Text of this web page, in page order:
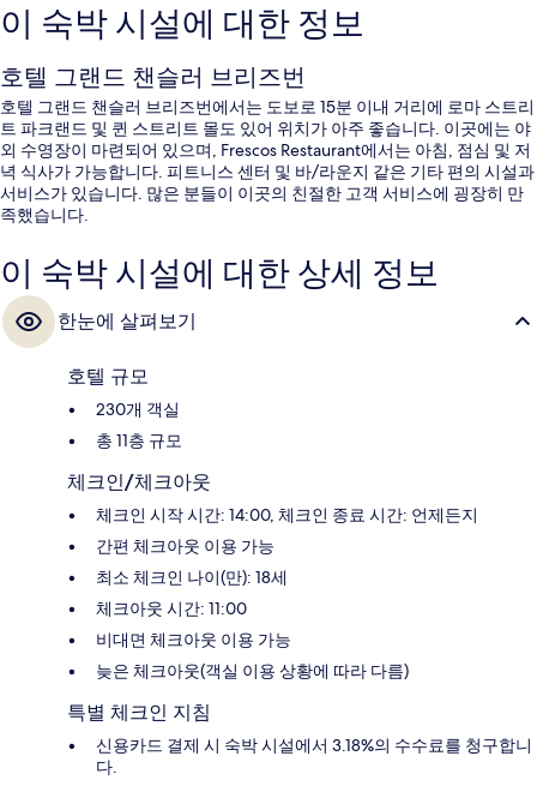
이 숙박 시설에 대한 정보
호텔 그랜드 챈슬러 브리즈번
호텔 그랜드 챈슬러 브리즈번에서는 도보로 15분 이내 거리에 로마 스트리
트 파크랜드 및 퀸 스트리트 몰도 있어 위치가 아주 좋습니다. 이곳에는 야
외 수영장이 마련되어 있으며, Frescos Restaurant에서는 아침, 점심 및 저
녁 식사가 가능합니다. 피트니스 센터 및 바/라운지 같은 기타 편의 시설과
서비스가 있습니다. 많은 분들이 이곳의 친절한 고객 서비스에 굉장히 만
족했습니다.
이 숙박 시설에 대한 상세 정보
한눈에 살펴보기
호텔 규모
230개 객실
총 11층 규모
체크인/체크아웃
체크인 시작 시간: 14:00, 체크인 종료 시간: 언제든지
간편 체크아웃 이용 가능
최소 체크인 나이(만): 18세
체크아웃 시간: 11:00
비대면 체크아웃 이용 가능
늦은 체크아웃(객실 이용 상황에 따라 다름)
특별 체크인 지침
신용카드 결제 시 숙박 시설에서 3.18%의 수수료를 청구합니
다.